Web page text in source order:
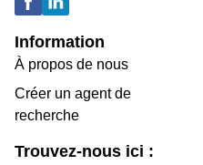
Information
À propos de nous
Créer un agent de
recherche
Trouvez-nous ici :